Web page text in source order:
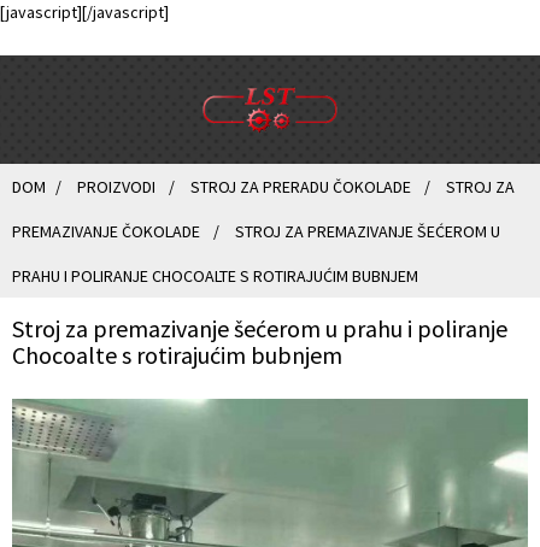
[javascript][/javascript]
DOM PROIZVODI STROJ ZA PRERADU ČOKOLADE STROJ ZA
PREMAZIVANJE ČOKOLADE STROJ ZA PREMAZIVANJE ŠEĆEROM U
PRAHU I POLIRANJE CHOCOALTE S ROTIRAJUĆIM BUBNJEM
Stroj za premazivanje šećerom u prahu i poliranje
Chocoalte s rotirajućim bubnjem